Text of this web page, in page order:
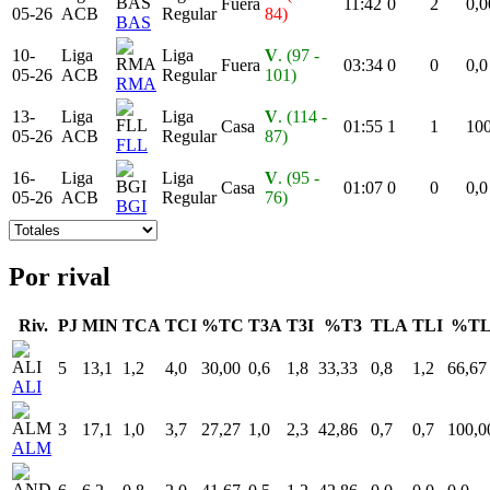
05-26 ACB
BAS
Regular
84)
10-
05-26
Liga
ACB
RMA
Liga
Regular
Fuera
V. (97 -
101)
03:34 0 0 0,0
13-
05-26
Liga
ACB
FLL
Liga
Regular
Casa
V. (114 -
87)
01:55 1 1
16-
05-26
Liga
ACB
BGI
Liga
Regular
Casa
V. (95 -
76)
01:07 0 0 0,0
Por rival
Riv. PJ MIN TCA TCI %TC T3A T3I %T3 TLA TLI
ALI
5 13,1 1,2 4,0 30,00 0,6 1,8 33,33 0,8 1,2 66,67
ALM
3 17,1 1,0 3,7 27,27 1,0 2,3 42,86 0,7 0,7